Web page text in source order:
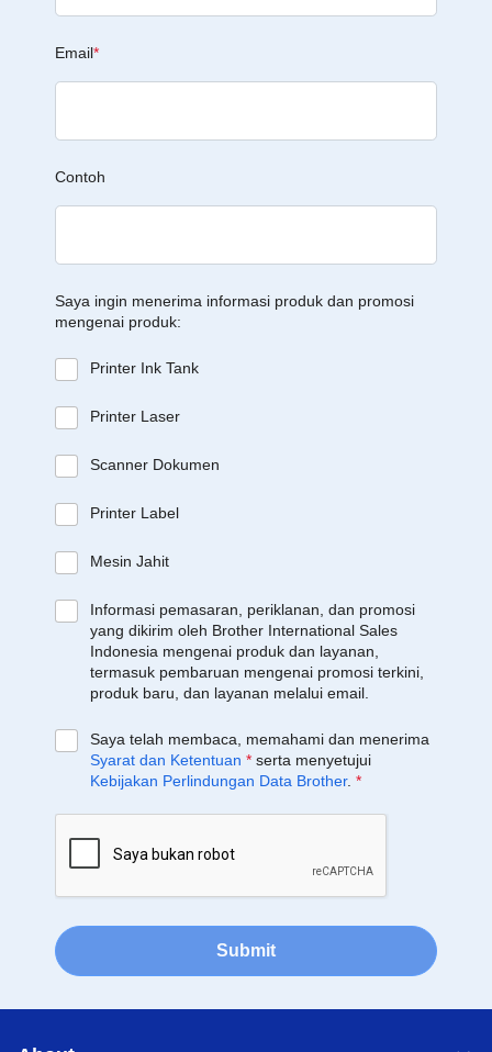
Email*
Contoh
Saya ingin menerima informasi produk dan promosi
mengenai produk:
Printer Ink Tank
Printer Laser
Scanner Dokumen
Printer Label
Mesin Jahit
Informasi pemasaran, periklanan, dan promosi
yang dikirim oleh Brother International Sales
Indonesia mengenai produk dan layanan,
termasuk pembaruan mengenai promosi terkini,
produk baru, dan layanan melalui email.
Saya telah membaca, memahami dan menerima
Syarat dan Ketentuan * serta menyetujui
Kebijakan Perlindungan Data Brother. *
Submit